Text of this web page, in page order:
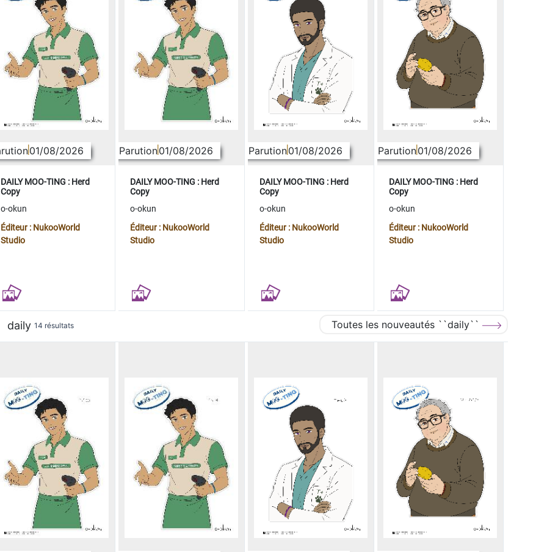
01/08/2026
DAILY MOO-TING : Herd
Copy
o-okun
Éditeur : NukooWorld
Studio
Parution01/08/2026
DAILY MOO-TING : Herd
Copy
o-okun
Éditeur : NukooWorld
Studio
Parution01/08/2026
DAILY MOO-TING : Herd
Copy
o-okun
Éditeur : NukooWorld
Studio
Parution01/08/2026
DAILY MOO-TING : Herd
Copy
o-okun
Éditeur : NukooWorld
Studio
daily 14 résultats Toutes les nouveautés ``daily``